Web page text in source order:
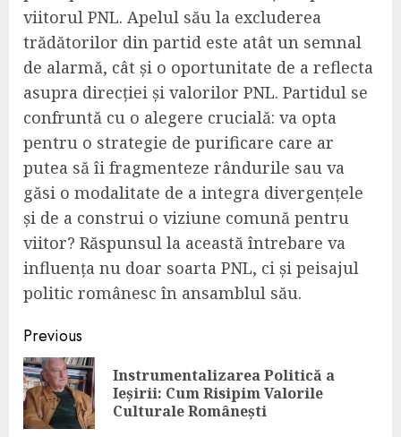
viitorul PNL. Apelul său la excluderea
trădătorilor din partid este atât un semnal
de alarmă, cât și o oportunitate de a reflecta
asupra direcției și valorilor PNL. Partidul se
confruntă cu o alegere crucială: va opta
pentru o strategie de purificare care ar
putea să îi fragmenteze rândurile sau va
găsi o modalitate de a integra divergențele
și de a construi o viziune comună pentru
viitor? Răspunsul la această întrebare va
influența nu doar soarta PNL, ci și peisajul
politic românesc în ansamblul său.
Continue
Reading
Previous
Instrumentalizarea Politică a
Ieșirii: Cum Risipim Valorile
Culturale Românești